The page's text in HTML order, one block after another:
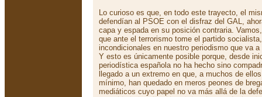
Lo curioso es que, en todo este trayecto, el
defendían al PSOE con el disfraz del GAL,
capa y espada en su posición contraria.
que ante el terrorismo tome el partido
incondicionales en nuestro periodismo que va
Y esto es únicamente posible porque, desde
periodística española no ha hecho sino
llegado a un extremo en que, a muchos de
mínimo, han quedado en meros peones de
mediáticos cuyo papel no va más allá de la